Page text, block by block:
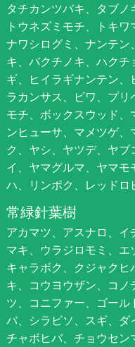
タチカンツバキ、タブノ
トウネズミモチ、トキワ
ナワシログミ、ナンテン
キ、バクチノキ、ハク
ギ、ヒイラギナンテン
ラカンサス、ビワ、プ
モチ、ボックスウッド
ンヒューサ、マメツゲ
ク、ヤシ、ヤツデ、ヤ
イ、ヤマグルマ、ヤマモ
ハ、リンボク、レッドロ
常緑針葉樹
アカマツ、アスナロ、
マキ、ウラジロモミ、エ
キャラボク、クジャク
キ、コウヨウザン、コ
ツ、コニファー、ゴー
バ、シラビソ、スギ、ダ
チャボヒバ、チョウセン